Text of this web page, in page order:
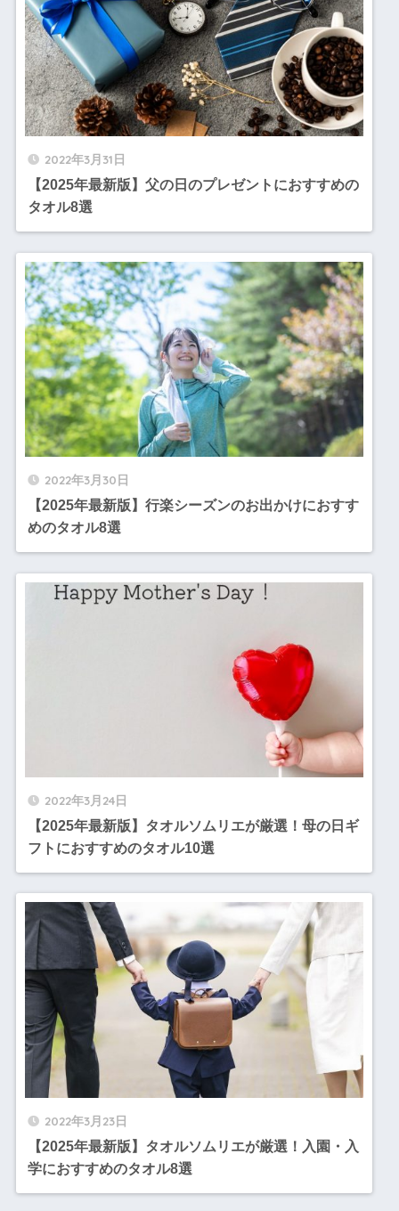
2022年3月31日
【2025年最新版】父の日のプレゼントにおすすめの
タオル8選
2022年3月30日
【2025年最新版】行楽シーズンのお出かけにおすす
めのタオル8選
2022年3月24日
【2025年最新版】タオルソムリエが厳選！母の日ギ
フトにおすすめのタオル10選
2022年3月23日
【2025年最新版】タオルソムリエが厳選！入園・入
学におすすめのタオル8選